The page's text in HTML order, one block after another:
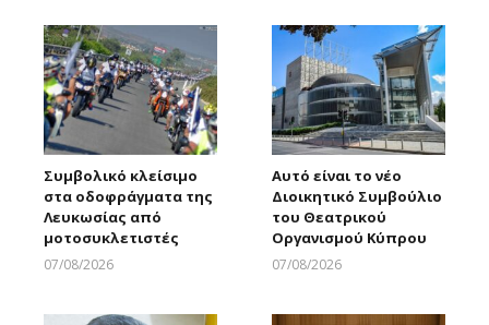
Συμβολικό κλείσιμο
στα οδοφράγματα της
Λευκωσίας από
μοτοσυκλετιστές
07/08/2026
Αυτό είναι το νέο
Διοικητικό Συμβούλιο
του Θεατρικού
Οργανισμού Κύπρου
07/08/2026